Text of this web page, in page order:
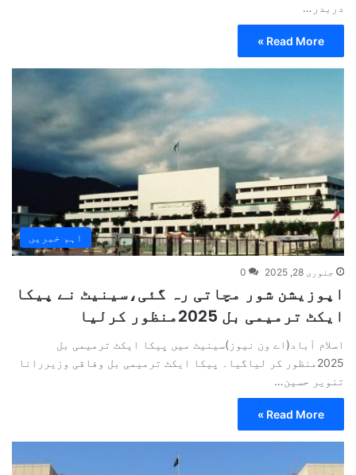
دربدر…
Read More »
اہم خبریں
جنوری 28, 2025 0
اپوزیشن شور مچاتی رہ گئی،سینیٹ نے پیکا
ایکٹ ترمیمی بل 2025منظور کرلیا
اسلام آباد(اے ون نیوز)سینیٹ میں پیکا ایکٹ ترمیمی بل
2025منظور کر لیاگیا۔ پیکا ایکٹ ترمیمی بل وفاقی وزیررانا
تنویر حسین…
Read More »